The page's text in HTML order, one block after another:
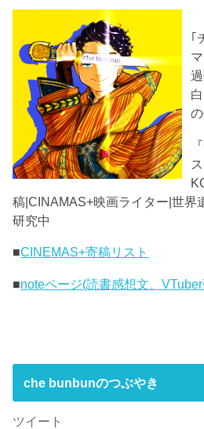
｢
稿|CINAMAS+映画ライター|世界
研究中
■CINEMAS+寄稿リスト
■noteページ(読書感想文、
che bunbunのつぶやき
ツイート